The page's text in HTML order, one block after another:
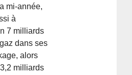
mi-année,
à
7 milliards
dans ses
alors
milliards